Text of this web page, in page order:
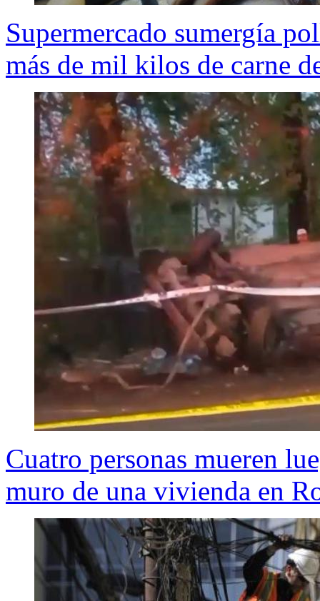
Supermercado sumergía
más de mil kilos de carne
Cuatro personas mueren
muro de una vivienda en